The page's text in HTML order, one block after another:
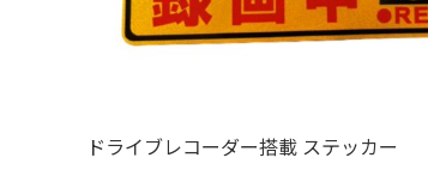
ドライブレコーダー搭載 ステッカー